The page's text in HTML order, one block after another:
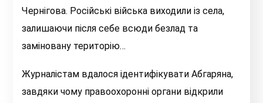
Чернігова. Російські війська виходили із села,
залишаючи після себе всюди безлад та
заміновану територію…
Журналістам вдалося ідентифікувати Абгаряна,
завдяки чому правоохоронні органи відкрили